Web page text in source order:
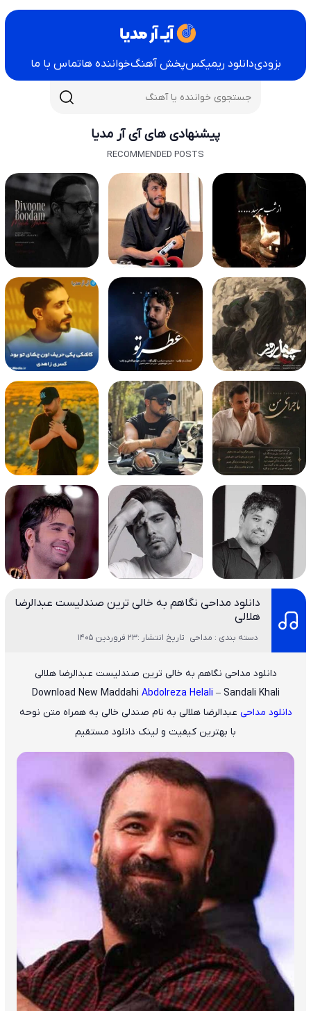
بزودیدانلود ریمیکسپخش آهنگخواننده هاتماس با ما
پیشنهادی های آی آر مدیا
RECOMMENDED POSTS
دانلود مداحی نگاهم به خالی ترین صندلیست عبدالرضا
هلالی
دسته بندی : مداحی تاریخ انتشار :23 فروردین 1405
دانلود مداحی نگاهم به خالی ترین صندلیست عبدالرضا هلالی
Download New Maddahi Abdolreza Helali – Sandali Khali
دانلود مداحی عبدالرضا هلالی به نام صندلی خالی به همراه متن نوحه
با بهترین کیفیت و لینک دانلود مستقیم